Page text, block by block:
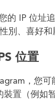
的 IP 位址
別、喜好
位置
，您可
裝置（例如